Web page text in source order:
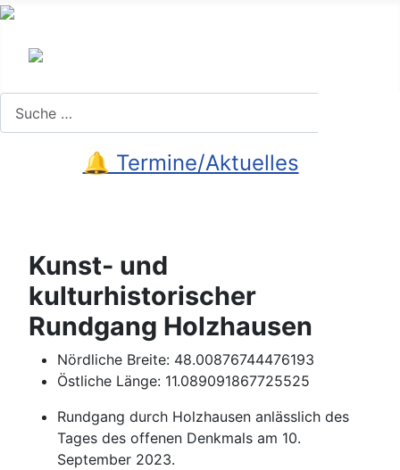
🔔 Termine/Aktuelles
Kunst- und
kulturhistorischer
Rundgang Holzhausen
Nördliche Breite: 48.00876744476193
Östliche Länge: 11.089091867725525
Rundgang durch Holzhausen anlässlich des
Tages des offenen Denkmals am 10.
September 2023.